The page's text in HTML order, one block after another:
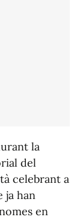
la
del
celebrant a
ja han
en